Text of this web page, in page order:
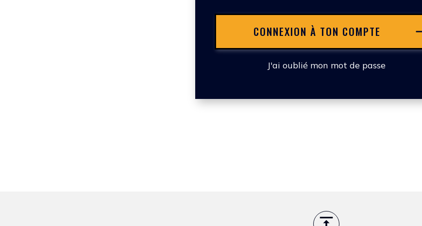
CONNEXION À TON COMPTE
J'ai oublié mon mot de passe